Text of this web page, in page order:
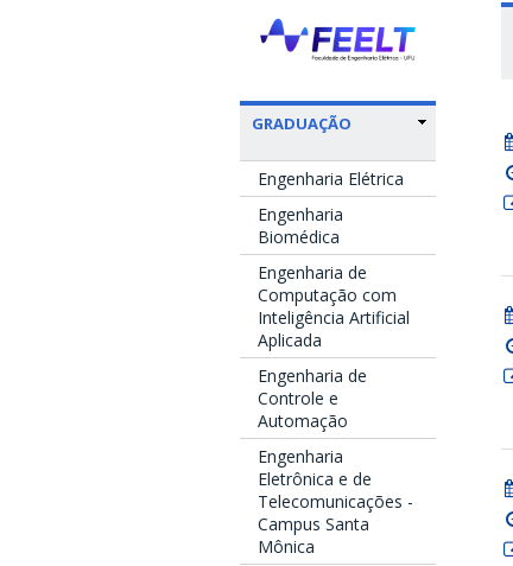
GRADUAÇÃO
Engenharia Elétrica
Engenharia
Biomédica
Engenharia de
Computação com
Inteligência Artificial
Aplicada
Engenharia de
Controle e
Automação
Engenharia
Eletrônica e de
Telecomunicações -
Campus Santa
Mônica